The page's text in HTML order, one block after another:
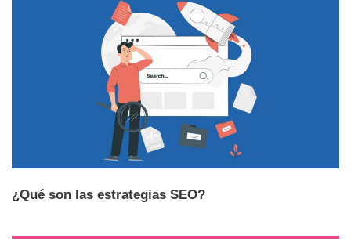
¿Qué son las estrategias SEO?